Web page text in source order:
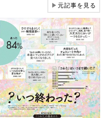
▶元記事を見る